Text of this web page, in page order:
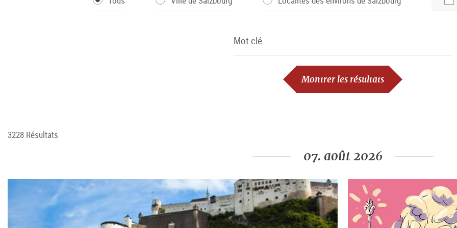
Mot clé
Montrer les résultats
3228 Résultats
07. août 2026